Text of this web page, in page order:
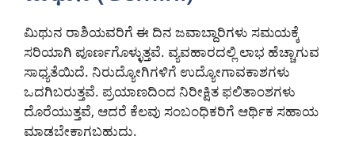
ಮಿಥುನ ರಾಶಿಯವರಿಗೆ ಈ ದಿನ ಜವಾಬ್ದಾರಿಗಳು ಸಮಯಕ್ಕೆ
ಸರಿಯಾಗಿ ಪೂರ್ಣಗೊಳ್ಳುತ್ತವೆ. ವ್ಯವಹಾರದಲ್ಲಿ ಲಾಭ ಹೆಚ್ಚಾಗುವ
ಸಾಧ್ಯತೆಯಿದೆ. ನಿರುದ್ಯೋಗಿಗಳಿಗೆ ಉದ್ಯೋಗಾವಕಾಶಗಳು
ಒದಗಿಬರುತ್ತವೆ. ಪ್ರಯಾಣದಿಂದ ನಿರೀಕ್ಷಿತ ಫಲಿತಾಂಶಗಳು
ದೊರೆಯುತ್ತವೆ, ಆದರೆ ಕೆಲವು ಸಂಬಂಧಿಕರಿಗೆ ಆರ್ಥಿಕ ಸಹಾಯ
ಮಾಡಬೇಕಾಗಬಹುದು.